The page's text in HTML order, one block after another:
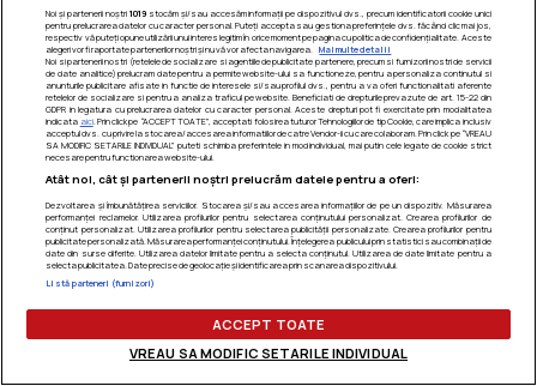
Noi și partenerii noștri 1019stocăm și/sau accesăm informații pe dispozitivul dvs., precum identificatorii cookie unici
pentru prelucrarea datelor cu caracter personal. Puteți accepta sau gestiona preferințele dvs. făcând clic mai jos,
respectiv vă puteți opune utilizării unui interes legitim în orice moment pe pagina cu politica de confidențialitate. Aceste
alegeri vor fi raportate partenerilor noștri și nu vă vor afecta navigarea.
Mai multe detalii
Noi si partenerii nostri (retelele de socializare si agentiile de publicitate partenere, precum si furnizorii nostri de servicii
de date analitice) prelucram date pentru a permite website-ului sa functioneze, pentru a personaliza continutul si
anunturile publicitare afisate in functie de interesele si/sau profilul dvs., pentru a va oferi functionalitati aferente
retelelor de socializare si pentru a analiza traficul pe website. Beneficiati de drepturile prevazute de art. 15-22 din
GDPR in legatura cu prelucrarea datelor cu caracter personal. Aceste drepturi pot fi exercitate prin modalitatea
indicata aici. Prin click pe “ACCEPT TOATE”, acceptati folosirea tuturor Tehnologiilor de tip Cookie, care implica inclusiv
acceptul dvs. cu privire la stocarea/accesarea informatiilor de catre Vendor-ii cu care colaboram. Prin click pe “VREAU
SA MODIFIC SETARILE INDIVIDUAL” puteti schimba preferintele in mod individual, mai putin cele legate de cookie strict
necesare pentru functionarea website-ului.
Atât noi, cât și partenerii noștri prelucrăm datele pentru a oferi:
Dezvoltarea și îmbunătățirea serviciilor. Stocarea și/sau accesarea informațiilor de pe un dispozitiv. Măsurarea
performanței reclamelor. Utilizarea profilurilor pentru selectarea conținutului personalizat. Crearea profilurilor de
conținut personalizat. Utilizarea profilurilor pentru selectarea publicității personalizate. Crearea profilurilor pentru
publicitate personalizată. Măsurarea performanței conținutului. Înțelegerea publicului prin statistici sau combinații de
date din surse diferite. Utilizarea datelor limitate pentru a selecta conținutul. Utilizarea de date limitate pentru a
selecta publicitatea. Date precise de geolocație și identificarea prin scanarea dispozitivului.
Listă parteneri (furnizori)
ACCEPT TOATE
VREAU SA MODIFIC SETARILE INDIVIDUAL